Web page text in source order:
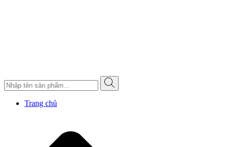
Trang chủ